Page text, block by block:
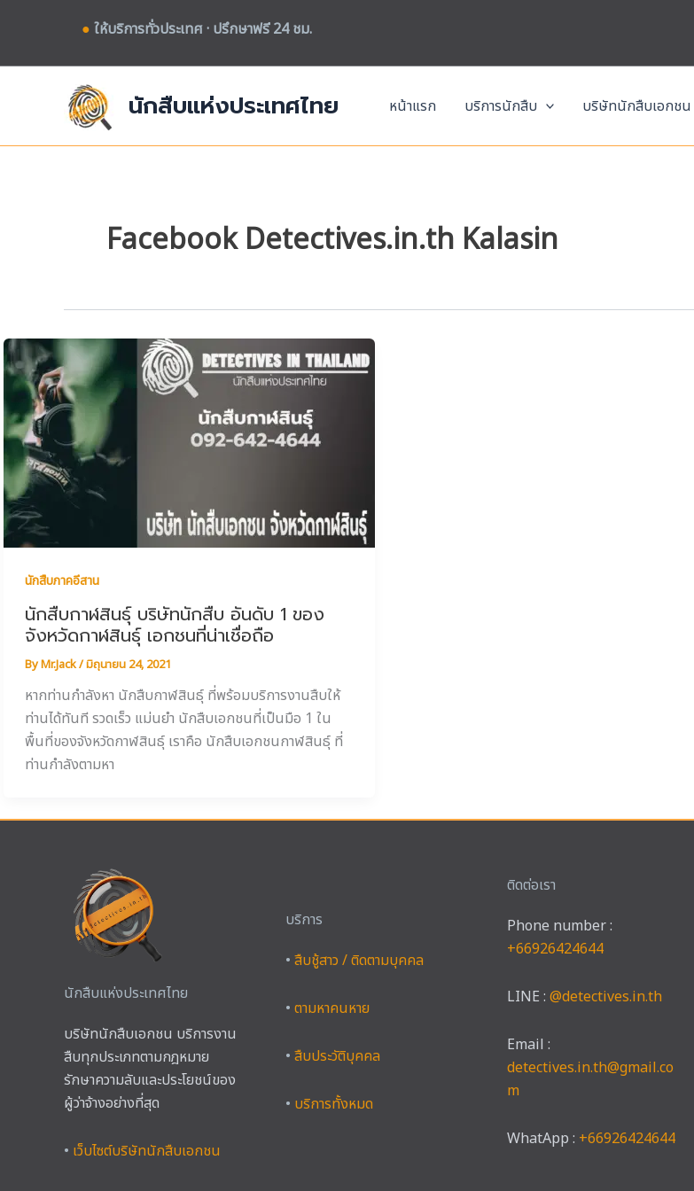
● ให้บริการทั่วประเทศ · ปรึกษาฟรี 24 ชม.
นักสืบแห่งประเทศไทย หน้าแรก บริการนักสืบ บริษัทนักสืบเอกชน
Facebook Detectives.in.th Kalasin
นักสืบภาคอีสาน
นักสืบกาฬสินธุ์ บริษัทนักสืบ อันดับ 1 ของ
จังหวัดกาฬสินธุ์ เอกชนที่น่าเชื่อถือ
ByMr.Jack/มิถุนายน 24, 2021
หากท่านกำลังหา นักสืบกาฬสินธุ์ ที่พร้อมบริการงานสืบให้
ท่านได้ทันที รวดเร็ว แม่นยำ นักสืบเอกชนที่เป็นมือ 1 ใน
พื้นที่ของจังหวัดกาฬสินธุ์ เราคือ นักสืบเอกชนกาฬสินธุ์ ที่
ท่านกำลังตามหา
นักสืบแห่งประเทศไทย
บริษัทนักสืบเอกชน บริการงาน
สืบทุกประเภทตามกฎหมาย
รักษาความลับและประโยชน์ของ
ผู้ว่าจ้างอย่างที่สุด
• เว็บไซต์บริษัทนักสืบเอกชน
บริการ
• สืบชู้สาว / ติดตามบุคคล
• ตามหาคนหาย
• สืบประวัติบุคคล
• บริการทั้งหมด
ติดต่อเรา
Phone number :
+66926424644
LINE : @detectives.in.th
Email :
detectives.in.th@gmail.co
m
WhatApp : +66926424644